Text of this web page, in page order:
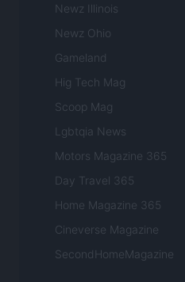
Newz Illinois
Newz Ohio
Gameland
Hig Tech Mag
Scoop Mag
Lgbtqia News
Motors Magazine 365
Day Travel 365
Home Magazine 365
Cineverse Magazine
SecondHomeMagazine